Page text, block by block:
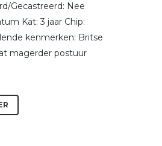
Gecastreerd: Nee
Kat: 3 jaar Chip:
kenmerken: Britse
magerder postuur